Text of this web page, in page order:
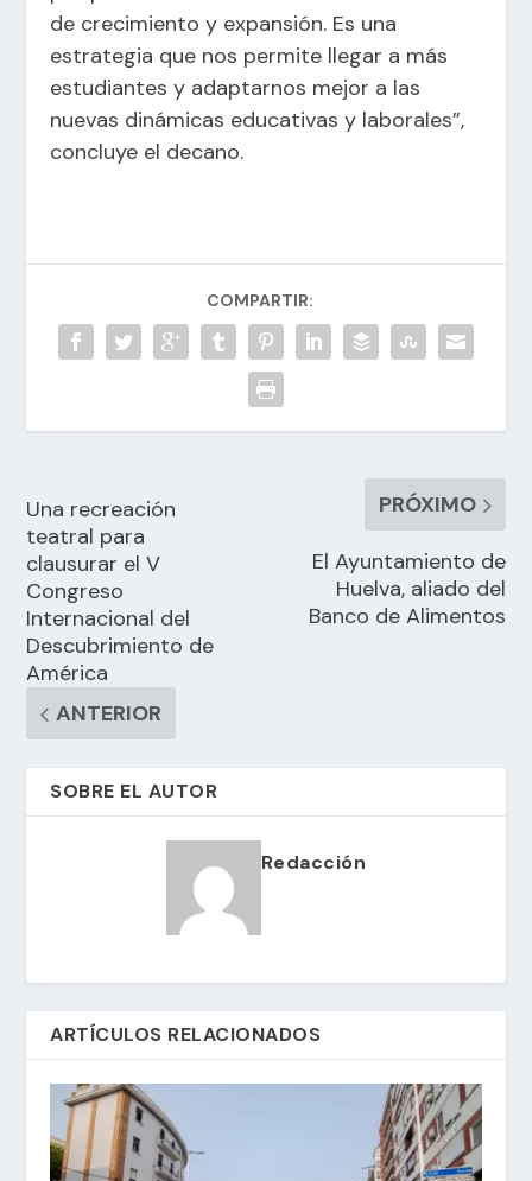
de crecimiento y expansión. Es una
estrategia que nos permite llegar a más
estudiantes y adaptarnos mejor a las
nuevas dinámicas educativas y laborales”,
concluye el decano.
COMPARTIR:
Una recreación
teatral para
clausurar el V
Congreso
Internacional del
Descubrimiento de
América
ANTERIOR
PRÓXIMO
El Ayuntamiento de
Huelva, aliado del
Banco de Alimentos
SOBRE EL AUTOR
Redacción
ARTÍCULOS RELACIONADOS